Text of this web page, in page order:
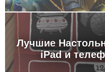
Лучшие
iPad и